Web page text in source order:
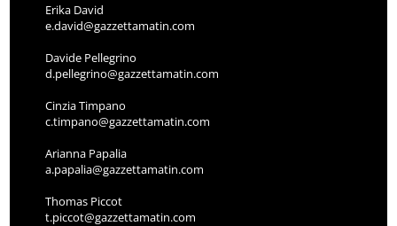
Erika David
e.david@gazzettamatin.com
Davide Pellegrino
d.pellegrino@gazzettamatin.com
Cinzia Timpano
c.timpano@gazzettamatin.com
Arianna Papalia
a.papalia@gazzettamatin.com
Thomas Piccot
t.piccot@gazzettamatin.com